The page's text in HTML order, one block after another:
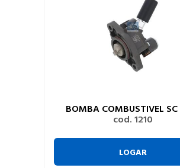
BOMBA COMBUSTIVEL
cod. 1210
LOGAR